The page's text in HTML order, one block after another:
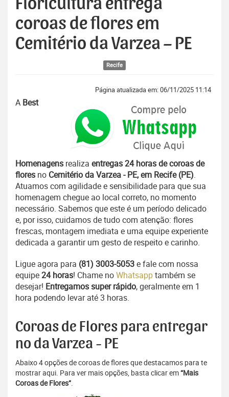
Floricultura entrega
coroas de flores em
Cemitério da Varzea – PE
Recife
Página atualizada em: 06/11/2025 11:14
A Best
Homenagens realiza entregas 24 horas de coroas de
flores no Cemitério da Varzea - PE, em Recife (PE).
Atuamos com agilidade e sensibilidade para que sua
homenagem chegue ao local correto, no momento
necessário. Sabemos que este é um período delicado
e, por isso, cuidamos de tudo com atenção: flores
frescas, montagem imediata e uma equipe experiente
dedicada a garantir um gesto de respeito e carinho.
Ligue agora para (81) 3003-5053e fale com nossa
equipe24 horas! Chame noWhatsapptambém se
desejar! Entregamos super rápido, geralmente em 1
hora podendo levar até 3 horas.
Coroas de Flores para entregar
no da Varzea - PE
Abaixo 4 opções de coroas de flores que destacamos para te
mostrar aqui. Para ver mais opções, basta clicar em“Mais
Coroas de Flores”.